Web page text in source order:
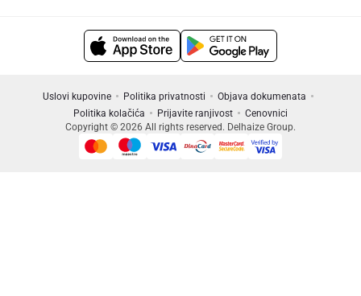
Uslovi kupovine Politika privatnosti
Objava dokumenata
Politika kolačića
Prijavite ranjivost
Cenovnici
Copyright © 2026 All rights reserved. Delhaize Group.